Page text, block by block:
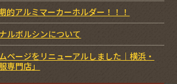
的アルミマーカーホルダー！！！
ルボルシンについて
ページをリニューアルしました｜横浜・
専門店」